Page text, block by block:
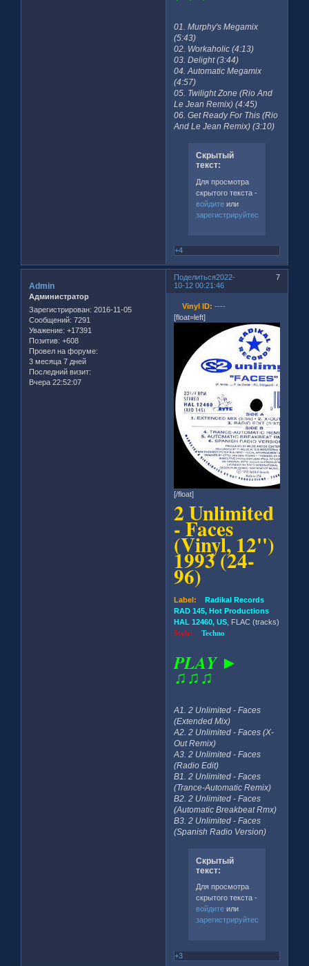
01. Murphy's Megamix
(5:43)
02. Workaholic (4:13)
03. Delight (3:44)
04. Automatic Megamix
(4:57)
05. Twilight Zone (Rio And
Le Jean Remix) (4:45)
06. Get Ready For This (Rio
And Le Jean Remix) (3:10)
Скрытый
текст:
Для просмотра
скрытого текста -
войдитеили
зарегистрируйтесь
+4
Поделиться 7
2022-
10-12 00:21:46
Admin
Администратор
Зарегистрирован: 2016-11-05
Сообщений: 7291
Уважение: +17391
Позитив: +608
Провел на форуме:
3 месяца 7 дней
Последний визит:
Вчера 22:52:07
Vinyl ID: ----
[float=left]
[/float]
2 Unlimited
- Faces
(Vinyl, 12'')
1993 (24-
96)
Label: Radikal Records
RAD 145, Hot Productions
HAL 12460, US , FLAC (tracks)
Style:Techno
PLAY ►
♫♫♫
A1. 2 Unlimited - Faces
(Extended Mix)
A2. 2 Unlimited - Faces (X-
Out Remix)
A3. 2 Unlimited - Faces
(Radio Edit)
B1. 2 Unlimited - Faces
(Trance-Automatic Remix)
B2. 2 Unlimited - Faces
(Automatic Breakbeat Rmx)
B3. 2 Unlimited - Faces
(Spanish Radio Version)
Скрытый
текст:
Для просмотра
скрытого текста -
войдитеили
зарегистрируйтесь
+3